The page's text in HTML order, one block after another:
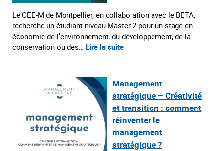
Le CEE-M de Montpellier, en collaboration avec le BETA,
recherche un étudiant niveau Master 2 pour un stage en
économie de l’environnement, du développement, de la
conservation ou des… Lire la suite
Management
stratégique – Créativité
et transition : comment
réinventer le
management
stratégique ?